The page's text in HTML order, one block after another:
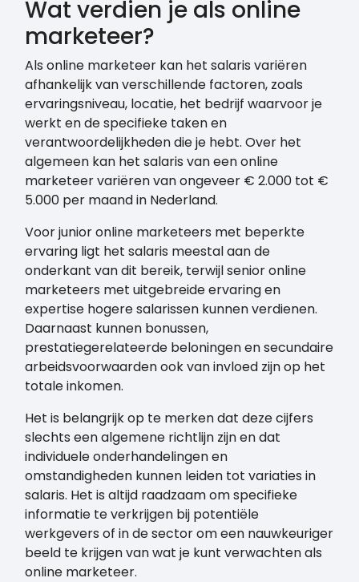
Wat verdien je als online
marketeer?
Als online marketeer kan het salaris variëren
afhankelijk van verschillende factoren, zoals
ervaringsniveau, locatie, het bedrijf waarvoor je
werkt en de specifieke taken en
verantwoordelijkheden die je hebt. Over het
algemeen kan het salaris van een online
marketeer variëren van ongeveer € 2.000 tot €
5.000 per maand in Nederland.
Voor junior online marketeers met beperkte
ervaring ligt het salaris meestal aan de
onderkant van dit bereik, terwijl senior online
marketeers met uitgebreide ervaring en
expertise hogere salarissen kunnen verdienen.
Daarnaast kunnen bonussen,
prestatiegerelateerde beloningen en secundaire
arbeidsvoorwaarden ook van invloed zijn op het
totale inkomen.
Het is belangrijk op te merken dat deze cijfers
slechts een algemene richtlijn zijn en dat
individuele onderhandelingen en
omstandigheden kunnen leiden tot variaties in
salaris. Het is altijd raadzaam om specifieke
informatie te verkrijgen bij potentiële
werkgevers of in de sector om een nauwkeuriger
beeld te krijgen van wat je kunt verwachten als
online marketeer.